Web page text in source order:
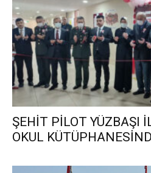
ŞEHİT PİLOT YÜZBAŞI
OKUL